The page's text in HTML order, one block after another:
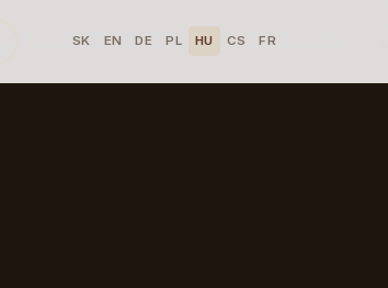
SK EN DE PL HU CS FR